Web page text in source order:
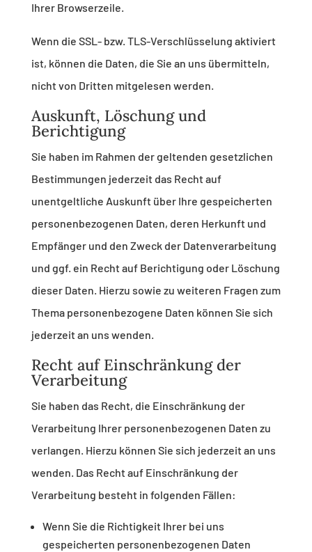
Ihrer Browserzeile.
Wenn die SSL- bzw. TLS-Verschlüsselung aktiviert
ist, können die Daten, die Sie an uns übermitteln,
nicht von Dritten mitgelesen werden.
Auskunft, Löschung und
Berichtigung
Sie haben im Rahmen der geltenden gesetzlichen
Bestimmungen jederzeit das Recht auf
unentgeltliche Auskunft über Ihre gespeicherten
personenbezogenen Daten, deren Herkunft und
Empfänger und den Zweck der Datenverarbeitung
und ggf. ein Recht auf Berichtigung oder Löschung
dieser Daten. Hierzu sowie zu weiteren Fragen zum
Thema personenbezogene Daten können Sie sich
jederzeit an uns wenden.
Recht auf Einschränkung der
Verarbeitung
Sie haben das Recht, die Einschränkung der
Verarbeitung Ihrer personenbezogenen Daten zu
verlangen. Hierzu können Sie sich jederzeit an uns
wenden. Das Recht auf Einschränkung der
Verarbeitung besteht in folgenden Fällen:
Wenn Sie die Richtigkeit Ihrer bei uns
gespeicherten personenbezogenen Daten